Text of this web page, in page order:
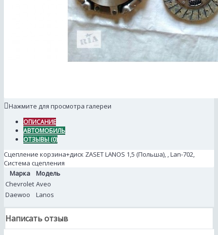
Нажмите для просмотра галереи
ОПИСАНИЕ
АВТОМОБИЛЬ
ОТЗЫВЫ (0)
Сцепление корзина+диск ZASET LANOS 1,5 (Польша), , Lan-702,
Система сцепления
Марка
Модель
Chevrolet Aveo
Daewoo
Lanos
Написать отзыв